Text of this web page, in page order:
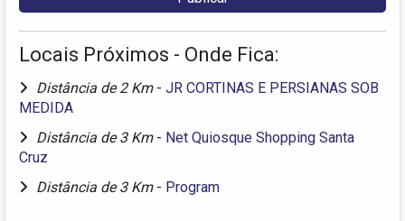
Locais Próximos - Onde Fica:
Distância de 2 Km - JR CORTINAS E PERSIANAS SOB
MEDIDA
Distância de 3 Km - Net Quiosque Shopping Santa
Cruz
Distância de 3 Km - Program